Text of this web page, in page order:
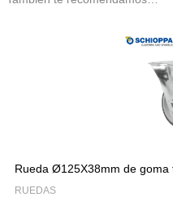
Rueda Ø125X38mm de goma
RUEDAS